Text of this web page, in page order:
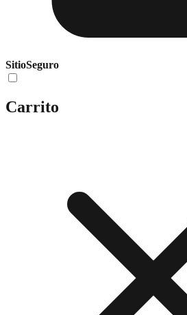
SitioSeguro
Carrito